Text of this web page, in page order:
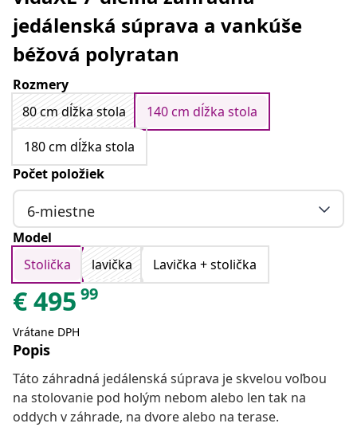
jedálenská súprava a vankúše
béžová polyratan
Rozmery
80 cm dĺžka stola
140 cm dĺžka stola
180 cm dĺžka stola
Počet položiek
6-miestne
Model
Stolička
lavička Lavička + stolička
€495 99
Vrátane DPH
Popis
Táto záhradná jedálenská súprava je skvelou voľbou
na stolovanie pod holým nebom alebo len tak na
oddych v záhrade, na dvore alebo na terase.